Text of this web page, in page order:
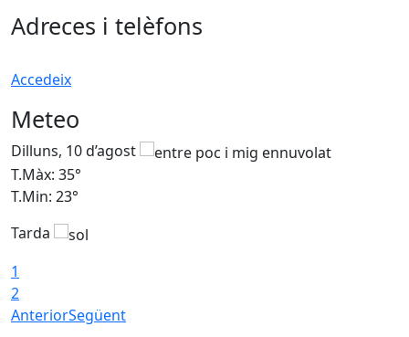
Adreces i telèfons
Accedeix
Meteo
Dilluns, 10 d’agost
T.Màx: 35°
T.Min: 23°
Tarda
1
2
AnteriorSegüent